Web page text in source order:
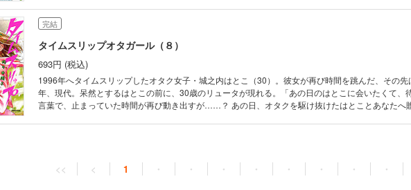
完結
タイムスリップオタガール（８）
693円 (税込)
1996年へタイムスリップしたオタク女子・城之内はとこ（30）。彼女が再び時間を跳んだ、その
年、現代。呆然とするはとこの前に、30歳のリュータが現れる。「あの日のはとこに会いたくて、
言葉で、止まっていた時間が再び動き出すが……？ あの日、オタクを駆け抜けたはとことあなたへ
<< < 1 ・ ・ ・ ・ ・ ・ ・ ・